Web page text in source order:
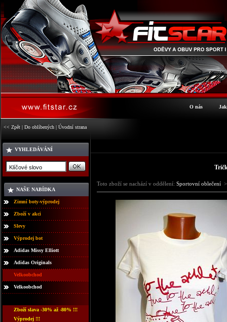
O nás
<< Zpět | Do oblíbených | Úvodní strana
VYHLEDÁVÁNÍ
NAŠE NABÍDKA
Zimní boty-výprodej
Zboží v akci
Slevy
Výprodej bot
Adidas Missy Elliott
Adidas Originals
Velkoobchod
Velkoobchod
Zboží slava -30% až -80% !!!
Výprodej !!!
Toto zboží se nachází v oddělení: Sportovní oblečení